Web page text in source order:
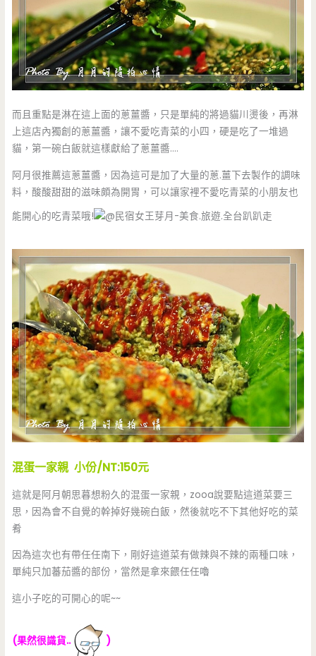
而且重點是淋在這上面的蔥薑醬，只是單純的將過貓川燙後，再淋
上這店內獨創的蔥薑醬，讓不愛吃青菜的小四，硬是吃了一堆過
貓，第一碗白飯就這樣獻給了蔥薑醬….
阿月很推薦這蔥薑醬，因為這可是加了大量的蔥.薑下去製作的調味
料，酸酸甜甜的滋味頗為開胃，可以讓家裡不愛吃青菜的小朋友也
能開心的吃青菜哦!
混蛋一家親 小份/NT:150元
這就是阿月朝思暮想粉久的混蛋一家親，zooa說要點這道菜要三
思，因為會不自覺的幹掉好幾碗白飯，然後就吃不下其他好吃的菜
肴
因為這次也有帶任任南下，剛好這道菜有做辣與不辣的兩種口味，
單純只加蕃茄醬的部份，當然是拿來餵任任嚕
這小子吃的可開心的呢~~
(果然很識貨.. )